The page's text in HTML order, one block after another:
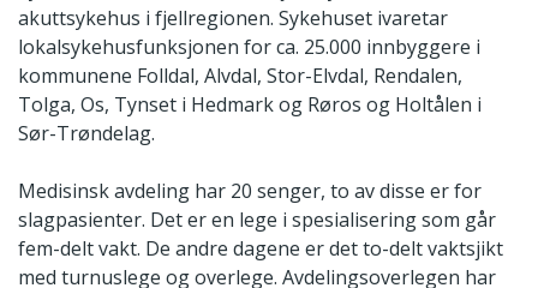
akuttsykehus i fjellregionen. Sykehuset ivaretar
lokalsykehusfunksjonen for ca. 25.000 innbyggere i
kommunene Folldal, Alvdal, Stor-Elvdal, Rendalen,
Tolga, Os, Tynset i Hedmark og Røros og Holtålen i
Sør-Trøndelag.
Medisinsk avdeling har 20 senger, to av disse er for
slagpasienter. Det er en lege i spesialisering som går
fem-delt vakt. De andre dagene er det to-delt vaktsjikt
med turnuslege og overlege. Avdelingsoverlegen har